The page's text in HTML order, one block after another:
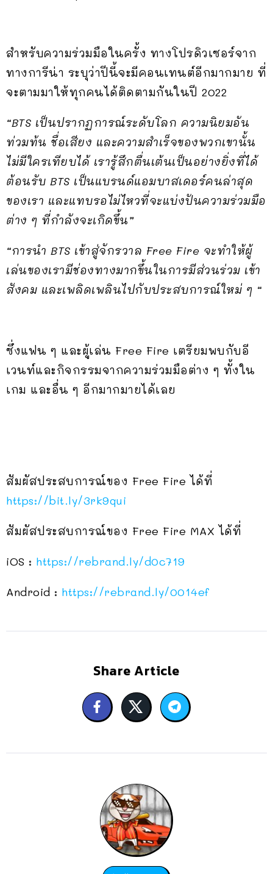
สำหรับความร่วมมือในครั้ง ทางโปรดิวเซอร์จาก
ทางการีน่า ระบุว่าปีนี้จะมีคอนเทนต์อีกมากมาย ที่
จะตามมาให้ทุกคนได้ติดตามกันในปี 2022
“BTS เป็นปรากฏการณ์ระดับโลก ความนิยมอัน
ท่วมท้น ชื่อเสียง และความสำเร็จของพวกเขานั้น
ไม่มีใครเทียบได้ เรารู้สึกตื่นเต้นเป็นอย่างยิ่งที่ได้
ต้อนรับ BTS เป็นแบรนด์แอมบาสเดอร์คนล่าสุด
ของเรา และแทบรอไม่ไหวที่จะแบ่งปันความร่วมมือ
ต่าง ๆ ที่กำลังจะเกิดขึ้น”
“การนำ BTS เข้าสู่จักรวาล Free Fire จะทำให้ผู้
เล่นของเรามีช่องทางมากขึ้นในการมีส่วนร่วม เข้า
สังคม และเพลิดเพลินไปกับประสบการณ์ใหม่ ๆ “
ซึ่งแฟน ๆ และผู้เล่น Free Fire เตรียมพบกับอี
เวนท์และกิจกรรมจากความร่วมมือต่าง ๆ ทั้งใน
เกม และอื่น ๆ อีกมากมายได้เลย
สัมผัสประสบการณ์ของ Free Fire ได้ที่
https://bit.ly/3rk9qui
สัมผัสประสบการณ์ของ Free Fire MAX ได้ที่
iOS : https://rebrand.ly/d0c719
Android : https://rebrand.ly/0014ef
Share Article